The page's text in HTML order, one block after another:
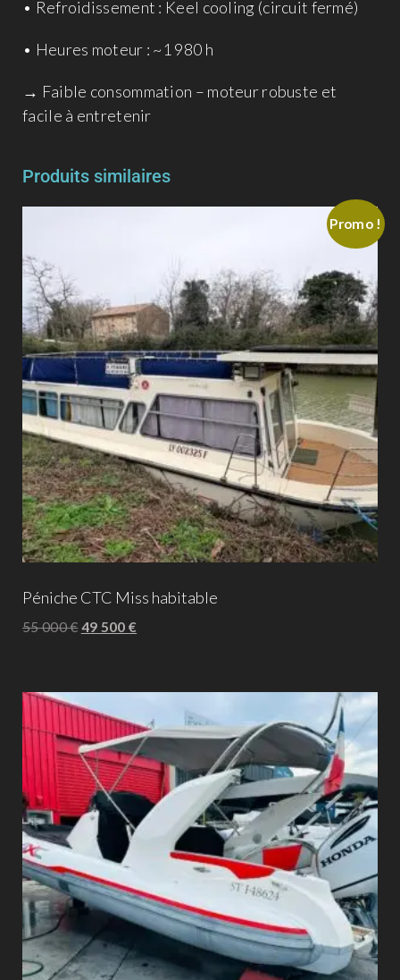
• Refroidissement : Keel cooling (circuit fermé)
• Heures moteur : ~1 980 h
→ Faible consommation – moteur robuste et
facile à entretenir
Produits similaires
Promo !
Péniche CTC Miss habitable
55 000€49 500 €